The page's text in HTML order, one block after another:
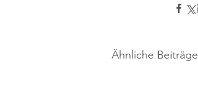
Ähnliche Beiträge